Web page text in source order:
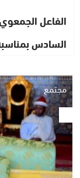
الفاعل
السادس
مجتمع